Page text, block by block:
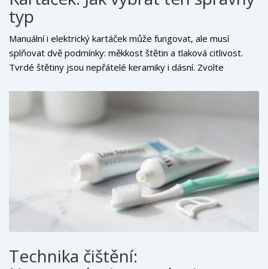
typ
Manuální i elektrický kartáček může fungovat, ale musí
splňovat dvě podmínky: měkkost štětin a tlaková citlivost.
Tvrdé štětiny jsou nepřátelé keramiky i dásní. Zvolte
měl blikat nebo zpomalit. Tlak nad 60 gramů může poškodit
cementační vrstvu, která drží fazetu na místě, a způsobit
recesi dásně. Recese dásně odhalí hranu fazety, což vypadá
esteticky špatně a vytváří místo pro hromadění plaku.
Technika čištění: